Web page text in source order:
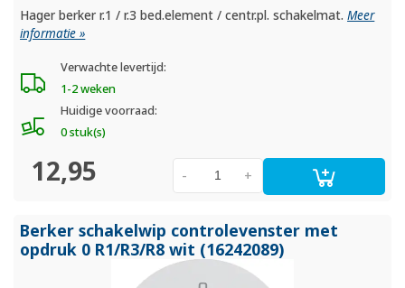
Hager berker r.1 / r.3 bed.element / centr.pl. schakelmat.Meer
informatie »
Verwachte levertijd:
1-2 weken
Huidige voorraad:
0 stuk(s)
12,95 +
-
Berker schakelwip controlevenster met
opdruk 0 R1/R3/R8 wit (16242089)